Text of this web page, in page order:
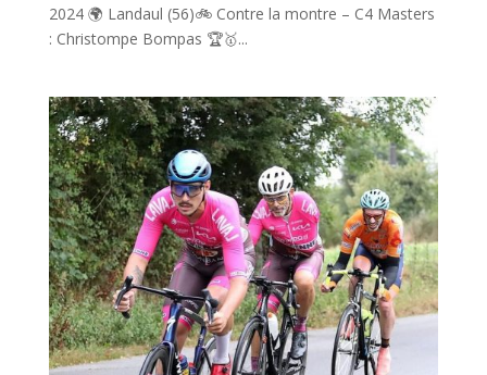
2024 🌍 Landaul (56)🚲 Contre la montre – C4 Masters
: Christompe Bompas 🏆🥇...